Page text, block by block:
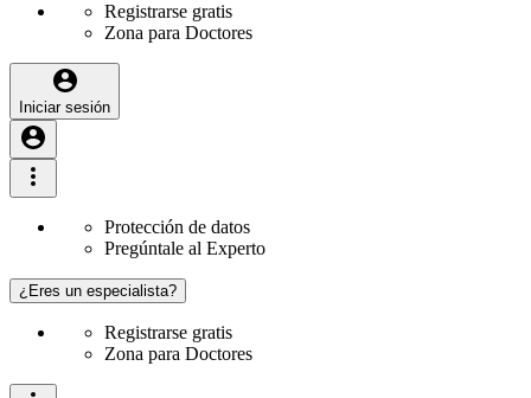
Registrarse gratis
Zona para Doctores
Iniciar sesión
Protección de datos
Pregúntale al Experto
¿Eres un especialista?
Registrarse gratis
Zona para Doctores